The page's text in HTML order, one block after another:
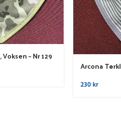
– Nr 129
Arcona
230kr